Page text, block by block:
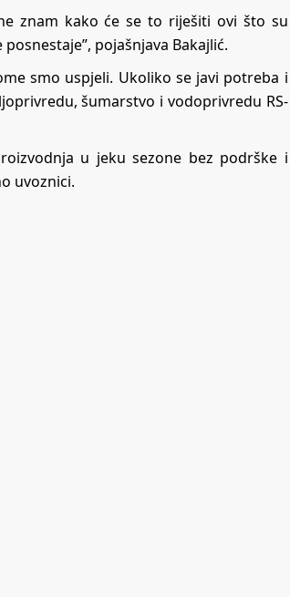
znam kako će se to riješiti ovi što su
pojašnjava Bakajlić.
smo uspjeli. Ukoliko se javi potreba i
šumarstvo i vodoprivredu RS-
u jeku sezone bez podrške i
uvoznici.